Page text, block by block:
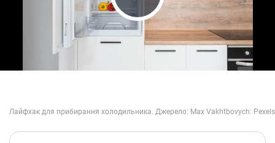
Play Video